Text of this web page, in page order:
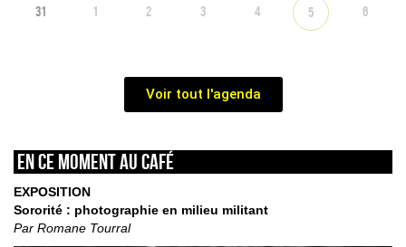
31 1 2 3 4 5 6
Voir tout l'agenda
En ce moment au café
EXPOSITION
Sororité : photographie en milieu militant
Par Romane Tourral